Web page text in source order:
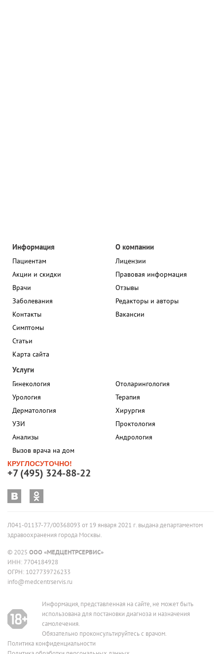
Информация
Пациентам
Акции и скидки
Врачи
Заболевания
Контакты
Симптомы
Статьи
Карта сайта
О компании
Лицензии
Правовая информация
Отзывы
Редакторы и авторы
Вакансии
Услуги
Гинекология
Урология
Дерматология
УЗИ
Анализы
Вызов врача на дом
Отоларингология
Терапия
Хирургия
Проктология
Андрология
КРУГЛОСУТОЧНО!
+7 (495) 324-88-22
Л041-01137-77/00368093 от 19 января 2021 г. выдана департаментом
здравоохранения города Москвы.
© 2025 ООО «МЕДЦЕНТРСЕРВИС»
ИНН: 7704184928
ОГРН: 1027739726233
info@medcentrservis.ru
Информация, представленная на сайте, не может быть
использована для постановки диагноза и назначения
самолечения.
Обязательно проконсультируйтесь с врачом.
Политика конфиденциальности